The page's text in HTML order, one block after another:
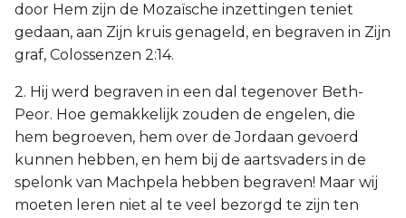
door Hem zijn de Mozaïsche inzettingen teniet
gedaan, aan Zijn kruis genageld, en begraven in Zijn
graf, Colossenzen 2:14.
2. Hij werd begraven in een dal tegenover Beth-
Peor. Hoe gemakkelijk zouden de engelen, die
hem begroeven, hem over de Jordaan gevoerd
kunnen hebben, en hem bij de aartsvaders in de
spelonk van Machpela hebben begraven! Maar wij
moeten leren niet al te veel bezorgd te zijn ten